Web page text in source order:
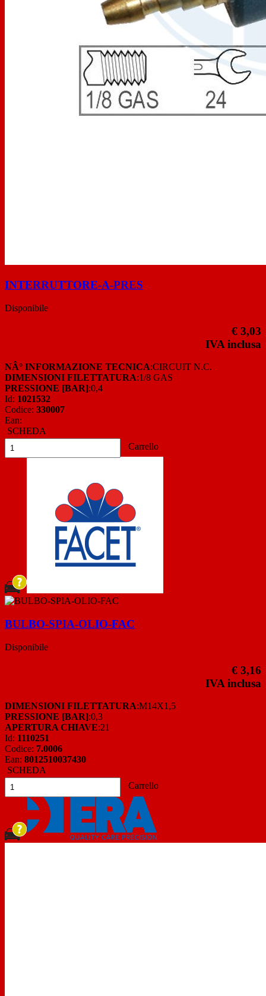
INTERRUTTORE-A-PRES
Disponibile
€ 3,03
IVA inclusa
NÂ° INFORMAZIONE TECNICA:CIRCUIT N.C.
DIMENSIONI FILETTATURA:1/8 GAS
PRESSIONE [BAR]:0,4
Id: 1021532
Codice: 330007
Ean:
SCHEDA
Carrello
BULBO-SPIA-OLIO-FAC
Disponibile
€ 3,16
IVA inclusa
DIMENSIONI FILETTATURA:M14X1,5
PRESSIONE [BAR]:0,3
APERTURA CHIAVE:21
Id: 1110251
Codice: 7.0006
Ean: 8012510037430
SCHEDA
Carrello